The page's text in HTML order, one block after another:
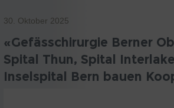
30. Oktober 2025
«Gefässchirurgie Berner
Spital Thun, Spital
Inselspital Bern bauen